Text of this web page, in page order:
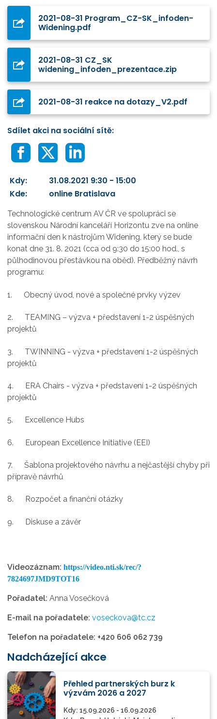
2021-08-31 Program_CZ-SK_infoden-
Widening.pdf
2021-08-31 CZ_SK
widening_infoden_prezentace.zip
2021-08-31 reakce na dotazy_V2.pdf
Sdílet akci na sociální sítě:
Kdy:
31.08.2021 9:30 - 15:00
Kde:
online Bratislava
Technologické centrum AV ČR ve spolupráci se
slovenskou Národní kanceláří Horizontu zve na online
informační den k nástrojům Widening, který se bude
konat dne 31. 8. 2021 (cca od 9:30 do 15:00 hod., s
půlhodinovou přestávkou na oběd). Předběžný návrh
programu:
1. Obecný úvod, nové a společné prvky výzev
2. TEAMING – výzva + představení 1-2 úspěšných
projektů
3. TWINNING - výzva + představení 1-2 úspěšných
projektů
4. ERA Chairs - výzva + představení 1-2 úspěšných
projektů
5. Excellence Hubs
6. European Excellence Initiative (EEI)
7. Šablona projektového návrhu a nejčastější chyby při
přípravě návrhů
8. Rozpočet a finanční otázky
9. Diskuse a závěr
Videozáznam: https://video.nti.sk/rec/?
7824697JMD9TOT16
Pořadatel: Anna Vosečková
E-mail na pořadatele: voseckova@tc.cz
Telefon na pořadatele: +420 606 062 739
Nadcházející akce
Přehled partnerských burz k
výzvám 2026 a 2027
Kdy: 15.09.2026 - 16.09.2026